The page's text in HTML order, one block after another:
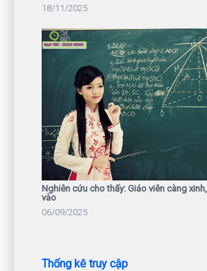
18/11/2025
Nghiên cứu cho thấy: Giáo viên càng
vào
06/09/2025
Thống kê truy cập